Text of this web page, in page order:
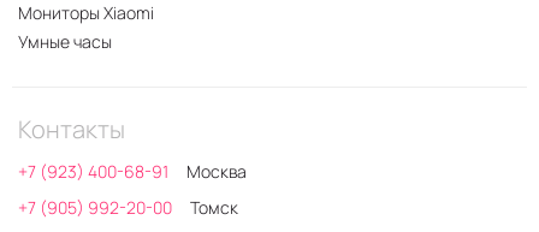
Мониторы Xiaomi
Умные часы
Контакты
+7 (923) 400-68-91
Москва
+7 (905) 992-20-00
Томск